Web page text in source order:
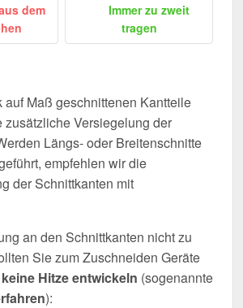
dem
Immer zu zweit
tragen
auf Maß geschnittenen Kantteile
zusätzliche Versiegelung der
Längs- oder Breitenschnitte
empfehlen wir die
der Schnittkanten mit
an den Schnittkanten nicht zu
Sie zum Zuschneiden Geräte
keine Hitze entwickeln (sogenannte
):